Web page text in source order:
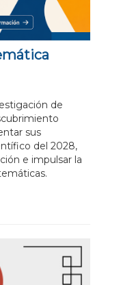
de
sus
del 2028,
e impulsar la